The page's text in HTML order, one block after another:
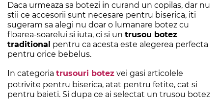
Daca urmeaza sa botezi in curand un copilas, dar nu
stii ce accesorii sunt necesare pentru biserica, iti
sugeram sa alegi nu doar o lumanare botez cu
floarea-soarelui si iuta, ci si un trusou botez
traditional pentru ca acesta este alegerea perfecta
pentru orice bebelus.
In categoria trusouri botez vei gasi articolele
potrivite pentru biserica, atat pentru fetite, cat si
pentru baieti. Si dupa ce ai selectat un trusou botez